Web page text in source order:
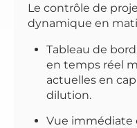
Le contrôle de
dynamique en
Tableau de
en temps réel
actuelles en
dilution.
Vue immédiate